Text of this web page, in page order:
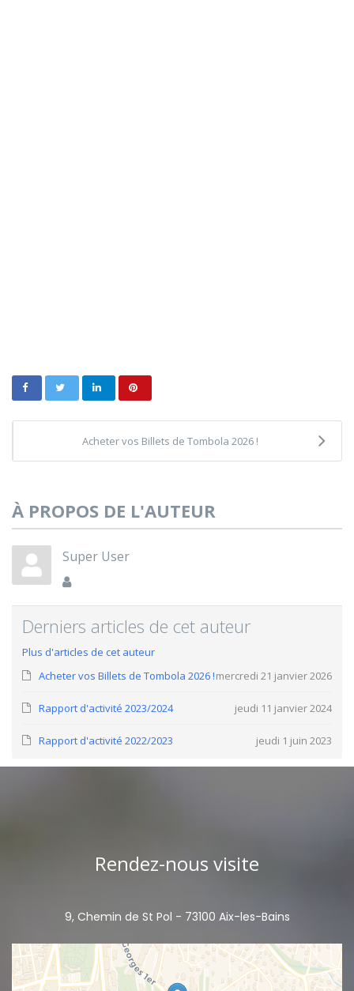
Acheter vos Billets de Tombola 2026 !
À PROPOS DE L'AUTEUR
Super User
Derniers articles de cet auteur
Plus d'articles de cet auteur
mercredi 21 janvier 2026
Acheter vos Billets de Tombola 2026 !
jeudi 11 janvier 2024
Rapport d'activité 2023/2024
jeudi 1 juin 2023
Rapport d'activité 2022/2023
Rendez-nous visite
9, Chemin de St Pol - 73100 Aix-les-Bains